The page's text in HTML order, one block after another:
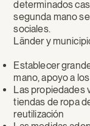
determinados
segunda mano
sociales.
Länder y
Establecer
mano, apoyo a
Las propiedades
tiendas de ropa
reutilización